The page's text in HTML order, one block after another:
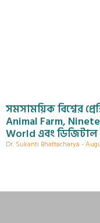
সমসাময়িক বিশ্বের
Animal Farm,
World এবং ডিজিটাল
Dr. Sukanti Bhattacharya